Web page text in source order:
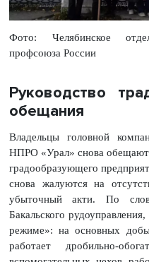
Фото: Челябинское
профсоюза России
Руководство
обещания
Владельцы головной
НПРО «Урал» снова обещают
градообразующего
снова жалуются на
убыточный акти. По
Бакальского
режиме»: на основных
работает дробильно-